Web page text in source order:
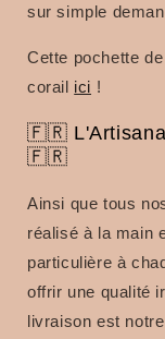
sur simple
Cette pochette
corail ici !
🇫🇷
🇫🇷
Ainsi que tous
réalisé à la main
particulière à
offrir une qualité
livraison est